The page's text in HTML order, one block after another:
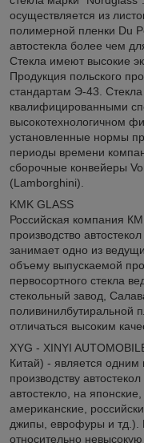
осуществляется из
полимерной пленки Du
автостекла более чем
Стекла имеют высокие
Продукция польского
стандартам Э-43. Стекла
квалифицированными
высокотехнологичном
установленные нормы
периоды времени
сборочные конвейеры
(Lamborghini).
KMK GLASS
Российская компания
производство
занимает одно из
объему выпускаемой
первосортного стекла
стекольный завод,
поливинилбутиральной
отличаться высоким
XYG - XINYI
Китай) - является
производству
автостекло, на
американские,
джипы, еврофуры и тд.).
относительно невысокую